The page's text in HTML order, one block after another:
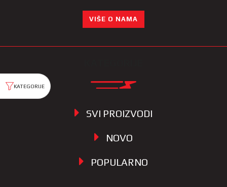
VIŠE O NAMA
SVI PROIZVODI
NOVO
POPULARNO